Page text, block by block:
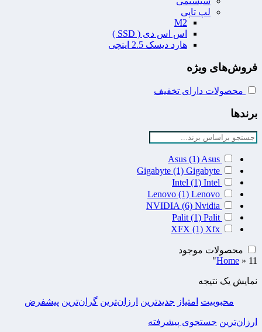
لپ تاپی
M2
اس اس دی ( SSD )
هارد دیسک 2.5 اینچی
فروش‌های ویژه
محصولات دارای تخفیف
برندها
Asus (1) Asus
Gigabyte (1) Gigabyte
Intel (1) Intel
Lenovo (1) Lenovo
NVIDIA (6) Nvidia
Palit (1) Palit
XFX (1) Xfx
محصولات موجود
Home » 11"
نمایش یک نتیجه
محبوبیت امتیاز جدیدترین ارزان‌ترین گران‌ترین پیشفرض
ارزان‌ترین جستجوی پیشرفته